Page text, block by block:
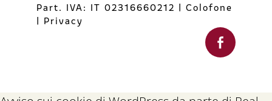
Part. IVA: IT 02316660212 | Colofone
| Privacy